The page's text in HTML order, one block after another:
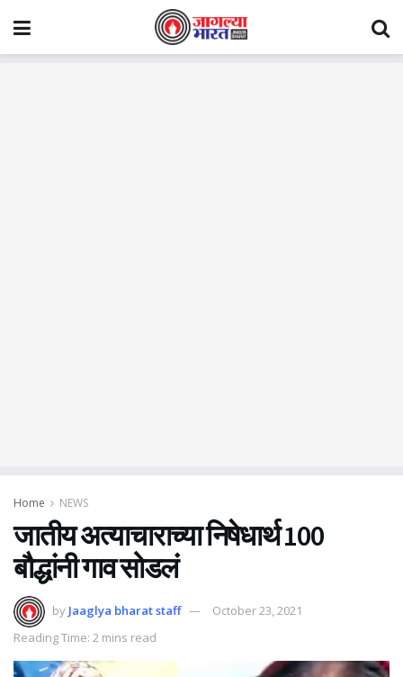
Home NEWS
जातीय अत्याचाराच्या निषेधार्थ 100
बौद्धांनी गाव सोडलं
by Jaaglya bharat staff
October 23, 2021
Reading Time: 2 mins read